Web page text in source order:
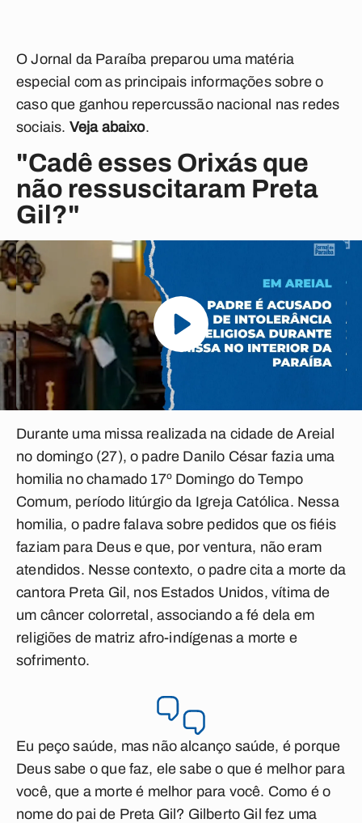
O Jornal da Paraíba preparou uma matéria
especial com as principais informações sobre o
caso que ganhou repercussão nacional nas redes
sociais. Veja abaixo.
"Cadê esses Orixás que
não ressuscitaram Preta
Gil?"
Durante uma missa realizada na cidade de Areial
no domingo (27), o padre Danilo César fazia uma
homilia no chamado 17º Domingo do Tempo
Comum, período litúrgio da Igreja Católica. Nessa
homilia, o padre falava sobre pedidos que os fiéis
faziam para Deus e que, por ventura, não eram
atendidos. Nesse contexto, o padre cita a morte da
cantora Preta Gil, nos Estados Unidos, vítima de
um câncer colorretal, associando a fé dela em
religiões de matriz afro-indígenas a morte e
sofrimento.
Eu peço saúde, mas não alcanço saúde, é porque
Deus sabe o que faz, ele sabe o que é melhor para
você, que a morte é melhor para você. Como é o
nome do pai de Preta Gil? Gilberto Gil fez uma